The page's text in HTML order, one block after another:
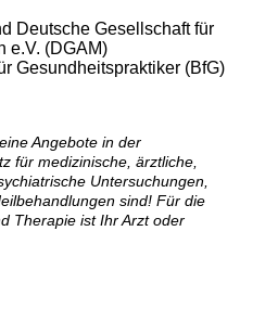
Deutsche Gesellschaft für
e.V. (DGAM)
Gesundheitspraktiker (BfG)
Angebote in der
für medizinische, ärztliche,
Untersuchungen,
sind! Für die
Therapie ist Ihr Arzt oder